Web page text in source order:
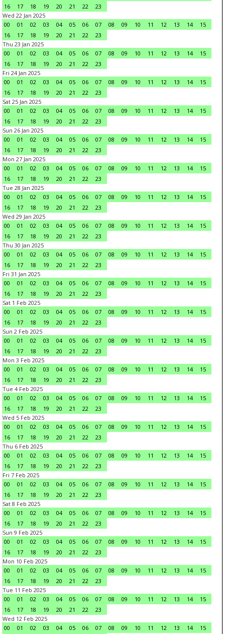
16
17 18 19 20 21 22
23
Wed 22 Jan 2025
00
01 02 03 04 05 06 07 08 09 10 11 12 13 14
15
16
17 18 19 20 21 22
23
Thu 23 Jan 2025
00
01 02 03 04 05 06 07 08 09 10 11 12 13 14
15
16
17 18 19 20 21 22
23
Fri 24 Jan 2025
00
01 02 03 04 05 06 07 08 09 10 11 12 13 14
15
16
17 18 19 20 21 22
23
Sat 25 Jan 2025
00
01 02 03 04 05 06 07 08 09 10 11 12 13 14
15
16
17 18 19 20 21 22
23
Sun 26 Jan 2025
00
01 02 03 04 05 06 07 08 09 10 11 12 13 14
15
16
17 18 19 20 21 22
23
Mon 27 Jan 2025
00
01 02 03 04 05 06 07 08 09 10 11 12 13 14
15
16
17 18 19 20 21 22
23
Tue 28 Jan 2025
00
01 02 03 04 05 06 07 08 09 10 11 12 13 14
15
16
17 18 19 20 21 22
23
Wed 29 Jan 2025
00
01 02 03 04 05 06 07 08 09 10 11 12 13 14
15
16
17 18 19 20 21 22
23
Thu 30 Jan 2025
00
01 02 03 04 05 06 07 08 09 10 11 12 13 14
15
16
17 18 19 20 21 22
23
Fri 31 Jan 2025
00
01 02 03 04 05 06 07 08 09 10 11 12 13 14
15
16
17 18 19 20 21 22
23
Sat 1 Feb 2025
00
01 02 03 04 05 06 07 08 09 10 11 12 13 14
15
16
17 18 19 20 21 22
23
Sun 2 Feb 2025
00
01 02 03 04 05 06 07 08 09 10 11 12 13 14
15
16
17 18 19 20 21 22
23
Mon 3 Feb 2025
00
01 02 03 04 05 06 07 08 09 10 11 12 13 14
15
16
17 18 19 20 21 22
23
Tue 4 Feb 2025
00
01 02 03 04 05 06 07 08 09 10 11 12 13 14
15
16
17 18 19 20 21 22
23
Wed 5 Feb 2025
00
01 02 03 04 05 06 07 08 09 10 11 12 13 14
15
16
17 18 19 20 21 22
23
Thu 6 Feb 2025
00
01 02 03 04 05 06 07 08 09 10 11 12 13 14
15
16
17 18 19 20 21 22
23
Fri 7 Feb 2025
00
01 02 03 04 05 06 07 08 09 10 11 12 13 14
15
16
17 18 19 20 21 22
23
Sat 8 Feb 2025
00
01 02 03 04 05 06 07 08 09 10 11 12 13 14
15
16
17 18 19 20 21 22
23
Sun 9 Feb 2025
00
01 02 03 04 05 06 07 08 09 10 11 12 13 14
15
16
17 18 19 20 21 22
23
Mon 10 Feb 2025
00
01 02 03 04 05 06 07 08 09 10 11 12 13 14
15
16
17 18 19 20 21 22
23
Tue 11 Feb 2025
00
01 02 03 04 05 06 07 08 09 10 11 12 13 14
15
16
17 18 19 20 21 22
23
Wed 12 Feb 2025
00
01 02 03 04 05 06 07 08 09 10 11 12 13 14
15